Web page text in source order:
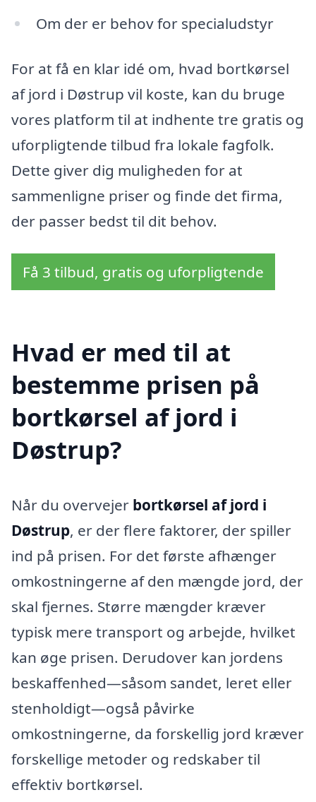
Om der er behov for specialudstyr
For at få en klar idé om, hvad bortkørsel
af jord i Døstrup vil koste, kan du bruge
vores platform til at indhente tre gratis og
uforpligtende tilbud fra lokale fagfolk.
Dette giver dig muligheden for at
sammenligne priser og finde det firma,
der passer bedst til dit behov.
Få 3 tilbud, gratis og uforpligtende
Hvad er med til at
bestemme prisen på
bortkørsel af jord i
Døstrup?
Når du overvejer bortkørsel af jord i
Døstrup, er der flere faktorer, der spiller
ind på prisen. For det første afhænger
omkostningerne af den mængde jord, der
skal fjernes. Større mængder kræver
typisk mere transport og arbejde, hvilket
kan øge prisen. Derudover kan jordens
beskaffenhed—såsom sandet, leret eller
stenholdigt—også påvirke
omkostningerne, da forskellig jord kræver
forskellige metoder og redskaber til
effektiv bortkørsel.